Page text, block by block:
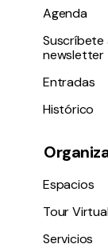
Agenda
Suscríbete
newsletter
Entradas
Histórico
Espacios
Tour
Servicios